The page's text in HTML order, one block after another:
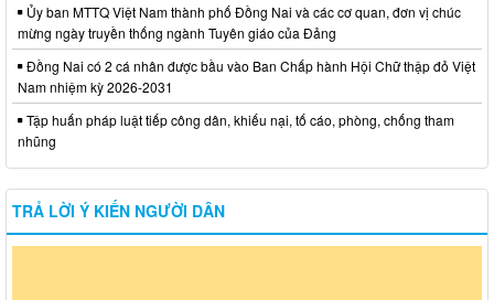
Ủy ban MTTQ Việt Nam thành phố Đồng Nai và các cơ quan, đơn vị chúc
mừng ngày truyền thống ngành Tuyên giáo của Đảng
Đồng Nai có 2 cá nhân được bầu vào Ban Chấp hành Hội Chữ thập đỏ Việt
Nam nhiệm kỳ 2026-2031
Tập huấn pháp luật tiếp công dân, khiếu nại, tố cáo, phòng, chống tham
nhũng
TRẢ LỜI Ý KIẾN NGƯỜI DÂN